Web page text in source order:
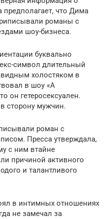
что Дима
романы с
шоу-бизнеса.
буквально
символ длительный
холостяком в
в шоу «А
он гетеросексуален.
сторону мужчин.
роман с
Пресса утверждала,
с ним втайне
причиной активного
и талантливого
в интимных отношениях
не замечал за